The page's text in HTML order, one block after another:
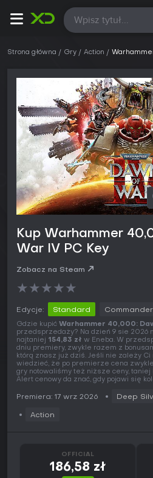
Wszystkie
Strona główna Gry Action
Kup Warhammer
War IV PC Key
Zobacz na Steam
★★★★★
Edycje: Standard Commander
Gdzie kupić Warhammer 40,000:
przedsprzedaży? Na dzień 9 sie 2026
najtaniej 154,83 zł w Eneba. W
dniu premiery, zwykle razem z
którą znasz już dziś. Jeśli nie zależy
wiedzieć, że po premierze cena
gry notowaliśmy też niższe ceny, taniej
Alert cenowy da znać, gdy pojawi się
Premiera: 17 wrz 2026 Deep
Action
OFFICIAL
186,58 zł